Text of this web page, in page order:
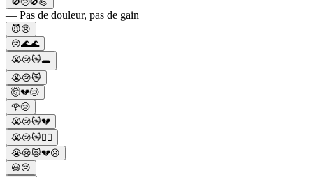
— Pas de douleur, pas de gain
😈😢
😢🌊🌊
😭😢😿🕳
😭😢😿
🤯💔😢
🌹😢
😭😢😿💔
😭😢😿🙇‍♀️
😭😢😿💔☹
😃😢